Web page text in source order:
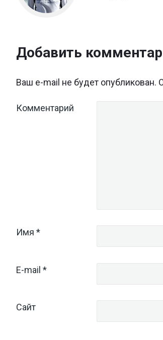
Добавить
Ваш e-mail не будет опубликован.
Комментарий
Имя *
E-mail *
Сайт